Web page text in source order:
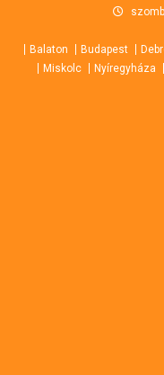
contentBalaton Budapest
Miskolc
Nyíregyháza